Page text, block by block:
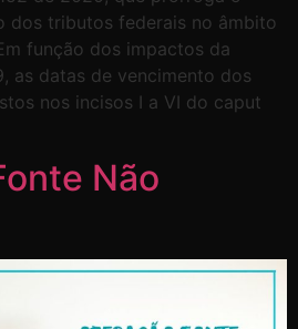
dos tributos federais no âmbito
função dos impactos da
as datas de vencimento dos
nos incisos I a VI do caput
Não